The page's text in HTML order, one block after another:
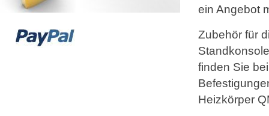
ein Angebot
Zubehör für
finden Sie
Heizkörper